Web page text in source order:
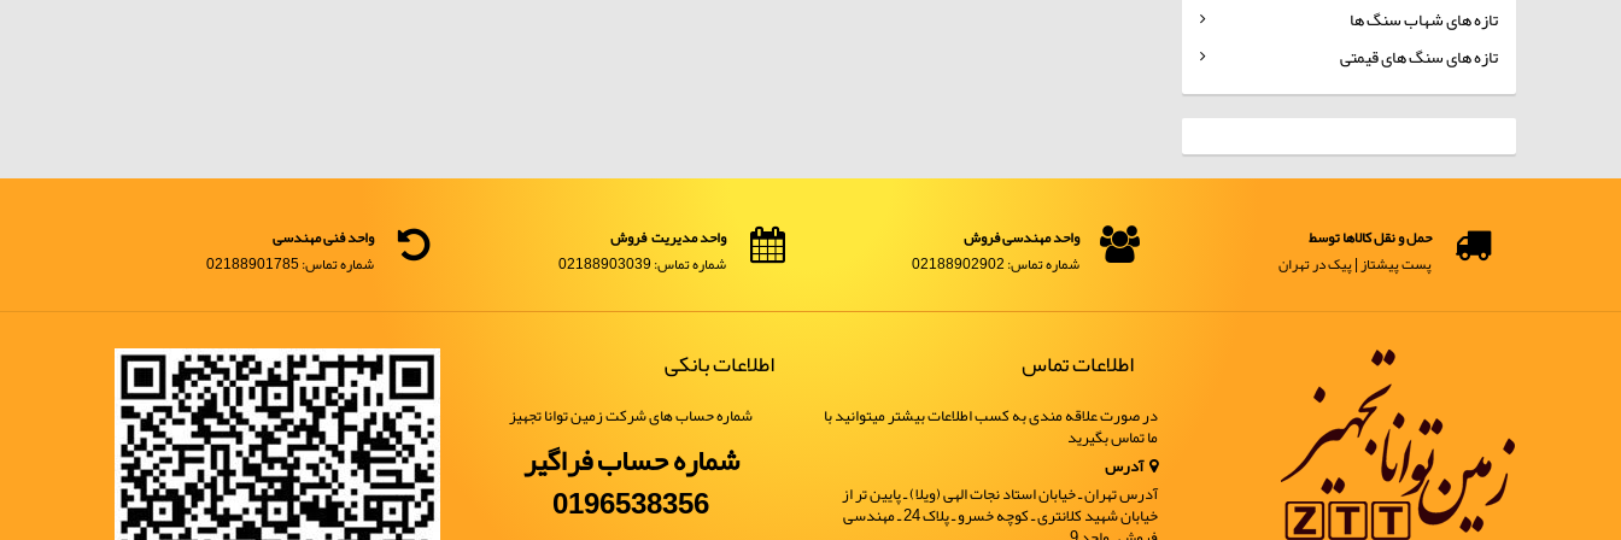
تازه های شهاب سنگ ها
تازه های سنگ های قیمتی
حمل و نقل کالاها توسط
پست پیشتاز | پیک در تهران
واحد مهندسی فروش
شماره تماس: 02188902902
واحد مدیریت فروش
شماره تماس: 02188903039
واحد فنی مهندسی
شماره تماس: 02188901785
اطلاعات تماس
در صورت علاقه مندی به کسب اطلاعات بیشتر میتوانید با
ما تماس بگیرید
آدرس
آدرس تهران ـ خیابان استاد نجات الهی (ویلا) ـ پایین تر از
خیابان شهید کلانتری ـ کوچه خسرو ـ پلاک 24 ـ مهندسی
اطلاعات بانکی
شماره حساب های شرکت زمین توانا تجهیز
شماره حساب فراگیر
0196538356